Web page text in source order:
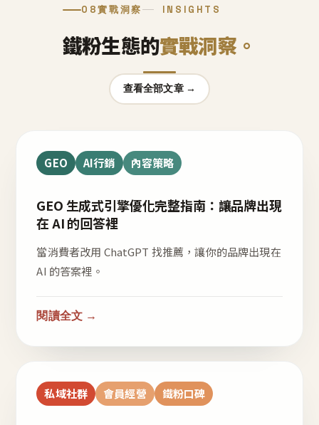
08實戰洞察 INSIGHTS
鐵粉生態的實戰洞察。
查看全部文章 →
GEO AI行銷 內容策略
GEO 生成式引擎優化完整指南：讓品牌出現
在 AI 的回答裡
當消費者改用 ChatGPT 找推薦，讓你的品牌出現在
AI 的答案裡。
閱讀全文 →
私域社群 會員經營 鐵粉口碑